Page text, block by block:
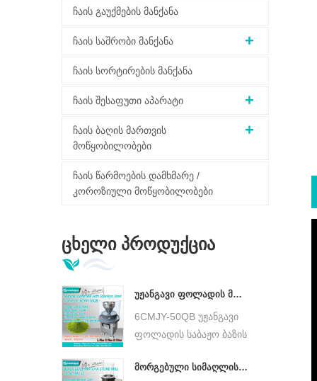
ჩაის გაუქმების მანქანა
ჩაის საშრობი მანქანა
ჩაის სორტირების მანქანა
ჩაის შესაფუთი აპარატი
ჩაის ბაღის მართვის
მოწყობილობები
ჩაის წარმოების დამხმარე /
კოროზიული მოწყობილობები
Ცხელი Პროდუქცია
უჟანგავი ფოლადის მორგებული ბაზა Matcha მწვანე ქვის წისქვილი დაბალი ტემპერატურის Ultra Fine Matcha Grinder DL-6CYMJ-50QB
6CMJY-50QB უჟანგავი
ფოლადის საბაჟო ბაზის
წისქვილი, ბუნებრივი მორგებული სიმაღლის პატარა Matcha ქვის წისქვილი 30 სმ ქვის ფირფიტა Ultra Fine Matcha Grinder DL-6CYMJ-32M